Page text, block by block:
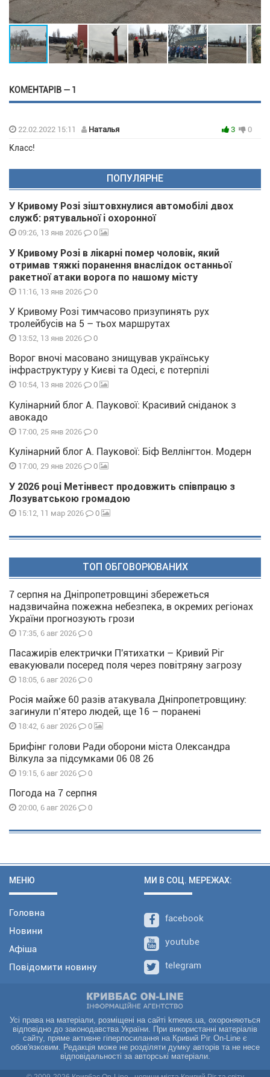
КОМЕНТАРІВ — 1
22.02.2022 15:11 Наталья 3 0
Класс!
ПОПУЛЯРНЕ
У Кривому Розі зіштовхнулися автомобілі двох
служб: рятувальної і охоронної
09:26, 13 янв 2026 0
У Кривому Розі в лікарні помер чоловік, який
отримав тяжкі поранення внаслідок останньої
ракетної атаки ворога по нашому місту
11:16, 13 янв 2026 0
У Кривому Розі тимчасово призупинять рух
тролейбусів на 5 – тьох маршрутах
13:52, 13 янв 2026 0
Ворог вночі масовано знищував українську
інфраструктуру у Києві та Одесі, є потерпілі
10:54, 13 янв 2026 0
Кулінарний блог А. Паукової: Красивий сніданок з
авокадо
17:00, 25 янв 2026 0
Кулінарний блог А. Паукової: Біф Веллінгтон. Модерн
17:00, 29 янв 2026 0
У 2026 році Метінвест продовжить співпрацю з
Лозуватською громадою
15:12, 11 мар 2026 0
ТОП ОБГОВОРЮВАНИХ
7 серпня на Дніпропетровщині збережеться
надзвичайна пожежна небезпека, в окремих регіонах
України прогнозують грози
17:35, 6 авг 2026 0
Пасажирів електрички П'ятихатки – Кривий Ріг
евакуювали посеред поля через повітряну загрозу
18:05, 6 авг 2026 0
Росія майже 60 разів атакувала Дніпропетровщину:
загинули п’ятеро людей, ще 16 – поранені
18:42, 6 авг 2026 0
Брифінг голови Ради оборони міста Олександра
Вілкула за підсумками 06 08 26
19:15, 6 авг 2026 0
Погода на 7 серпня
20:00, 6 авг 2026 0
МЕНЮ
Головна
Новини
Афіша
Повідомити новину
МИ В СОЦ. МЕРЕЖАХ:
facebook
youtube
telegram
Усі права на матеріали, розміщені на сайті krnews.ua, охороняються
відповідно до законодавства України. При використанні матеріалів
сайту, пряме активне гіперпосилання на Кривий Ріг On-Line є
обов'язковим. Редакція може не розділяти думку авторів та не несе
відповідальності за авторські матеріали.